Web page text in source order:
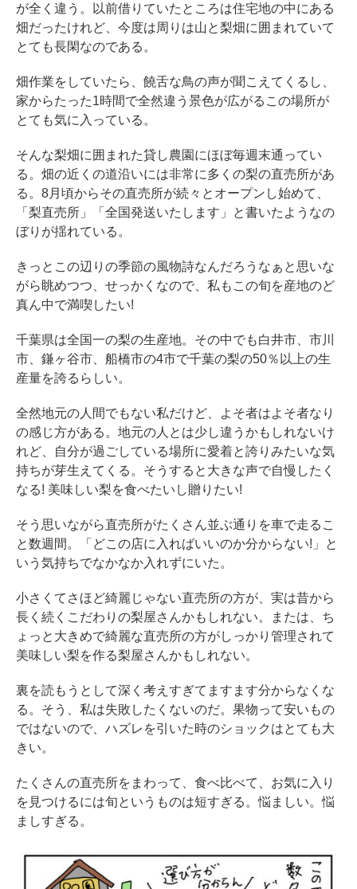
が全く違う。以前借りていたところは住宅地の中にある
畑だったけれど、今度は周りは山と梨畑に囲まれていて
とても長閑なのである。
畑作業をしていたら、饒舌な鳥の声が聞こえてくるし、
家からたった1時間で全然違う景色が広がるこの場所が
とても気に入っている。
そんな梨畑に囲まれた貸し農園にほぼ毎週末通ってい
る。畑の近くの道沿いには非常に多くの梨の直売所があ
る。8月頃からその直売所が続々とオープンし始めて、
「梨直売所」「全国発送いたします」と書いたようなの
ぼりが揺れている。
きっとこの辺りの季節の風物詩なんだろうなぁと思いな
がら眺めつつ、せっかくなので、私もこの旬を産地のど
真ん中で満喫したい!
千葉県は全国一の梨の生産地。その中でも白井市、市川
市、鎌ヶ谷市、船橋市の4市で千葉の梨の50％以上の生
産量を誇るらしい。
全然地元の人間でもない私だけど、よそ者はよそ者なり
の感じ方がある。地元の人とは少し違うかもしれないけ
れど、自分が過ごしている場所に愛着と誇りみたいな気
持ちが芽生えてくる。そうすると大きな声で自慢したく
なる! 美味しい梨を食べたいし贈りたい!
そう思いながら直売所がたくさん並ぶ通りを車で走るこ
と数週間。「どこの店に入ればいいのか分からない!」と
いう気持ちでなかなか入れずにいた。
小さくてさほど綺麗じゃない直売所の方が、実は昔から
長く続くこだわりの梨屋さんかもしれない。または、ち
ょっと大きめで綺麗な直売所の方がしっかり管理されて
美味しい梨を作る梨屋さんかもしれない。
裏を読もうとして深く考えすぎてますます分からなくな
る。そう、私は失敗したくないのだ。果物って安いもの
ではないので、ハズレを引いた時のショックはとても大
きい。
たくさんの直売所をまわって、食べ比べて、お気に入り
を見つけるには旬というものは短すぎる。悩ましい。悩
ましすぎる。